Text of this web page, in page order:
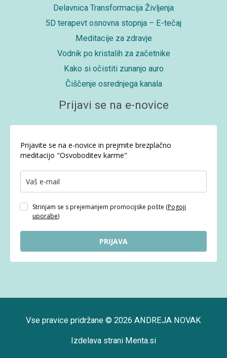
Delavnica Transformacija Življenja
5D terapevt osnovna stopnja – E-tečaj
Meditacije za zdravje
Vodnik po kristalih za začetnike
Kako si očistiti zunanjo auro
Čiščenje osrednjega kanala
Prijavi se na e-novice
Prijavite se na e-novice in prejmite brezplačno
meditacijo "Osvoboditev karme"
Strinjam se s prejemanjem promocijske pošte (Pogoji
uporabe)
PRIJAVA
Vse pravice pridržane © 2026 ANDREJA NOVAK
Izdelava strani Menta.si